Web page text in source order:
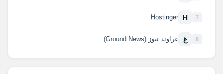
7
H
Hostinger
8 غ غراوند نيوز (Ground News)